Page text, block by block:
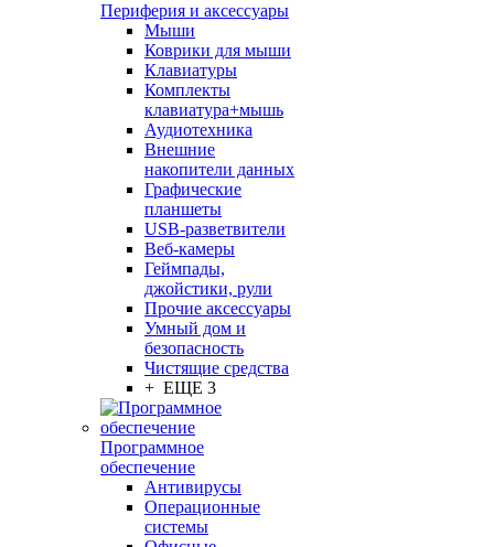
Периферия и аксессуары
Мыши
Коврики для мыши
Клавиатуры
Комплекты
клавиатура+мышь
Аудиотехника
Внешние
накопители данных
Графические
планшеты
USB-разветвители
Веб-камеры
Геймпады,
джойстики, рули
Прочие аксессуары
Умный дом и
безопасность
Чистящие средства
+ ЕЩЕ 3
Программное
обеспечение
Антивирусы
Операционные
системы